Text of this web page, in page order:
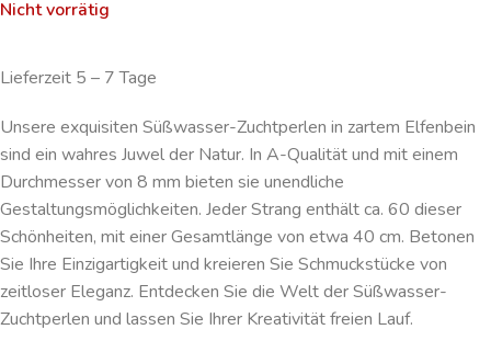
Nicht vorrätig
Lieferzeit 5 – 7 Tage
Unsere exquisiten Süßwasser-Zuchtperlen in zartem Elfenbein
sind ein wahres Juwel der Natur. In A-Qualität und mit einem
Durchmesser von 8 mm bieten sie unendliche
Gestaltungsmöglichkeiten. Jeder Strang enthält ca. 60 dieser
Schönheiten, mit einer Gesamtlänge von etwa 40 cm. Betonen
Sie Ihre Einzigartigkeit und kreieren Sie Schmuckstücke von
zeitloser Eleganz. Entdecken Sie die Welt der Süßwasser-
Zuchtperlen und lassen Sie Ihrer Kreativität freien Lauf.